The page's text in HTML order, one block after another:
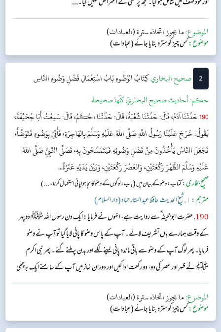
الموضوع:ما يجوز اتخاذه سترة (العبادات)
موضوع:کس چیز کو سترہ بنایا جائے (عبادات)
2 ‌‌صحيح البخاريكِتَابُ الوُضُوءِبَابُ اسْتِعْمَالِ فَضْلِ وَضُوءِ النَّاسِ
حکم:أحاديث صحيح البخاريّ كلّها صحيحة
190حَدَّثَنَا آدَمُ، قَالَ: حَدَّثَنَا شُعْبَةُ، قَالَ: حَدَّثَنَا الحَكَمُ، قَالَ: سَمِعْتُ أَبَا جُحَيْفَةَ،
يَقُولُ: خَرَجَ عَلَيْنَا رَسُولُ اللَّهِ صَلَّى اللهُ عَلَيْهِ وَسَلَّمَ بِالهَاجِرَةِ، فَأُتِيَ بِوَضُوءٍ فَتَوَضَّأَ،
فَجَعَلَ النَّاسُ يَأْخُذُونَ مِنْ فَضْلِ وَضُوئِهِ فَيَتَمَسَّحُونَ بِهِ، فَصَلَّى النَّبِيُّ صَلَّى اللهُ
عَلَيْهِ وَسَلَّمَ الظُّهْرَ رَكْعَتَيْنِ، وَالعَصْرَ رَكْعَتَيْنِ، وَبَيْنَ يَدَيْهِ عَنَزَةٌ...
صحیح بخاری:کتاب: وضو کے بیان میں(باب: لوگوں کے وضو کا بچا ہوا پانی استعمال کرنا۔...)
مترجم: ١. شیخ الحدیث حافظ عبد الستار حماد (دار السلام)
190 . حضرت ابو جحیفہ ؓ سے روایت ہے، انہوں نے فرمایا: ایک دن رسول اللہ ﷺ دوپہر
کے وقت ہمارے ہاں تشریف لائے۔ آپ کے پاس وضو کا پانی لایا گیا تو آپ نے وضو
فرمایا۔ پھر لوگ آپ کے وضو سے باقی ماندہ پانی لینے لگے اور بدن پر ملنے گئے۔ پھر نبی اکرم
ﷺ نے ظہر اور عصر کی دو، دو رکعت ادا کیں اور دوران نماز میں آپ کے سامنے ایک برچھی
گاڑی گئی تھی۔...
الموضوع:ما يجوز اتخاذه سترة (العبادات)
موضوع:کس چیز کو سترہ بنایا جائے (عبادات)